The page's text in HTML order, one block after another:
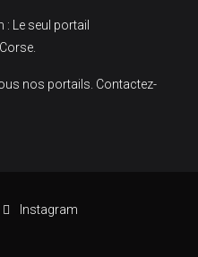
: Le seul portail
nos portails. Contactez-
Instagram